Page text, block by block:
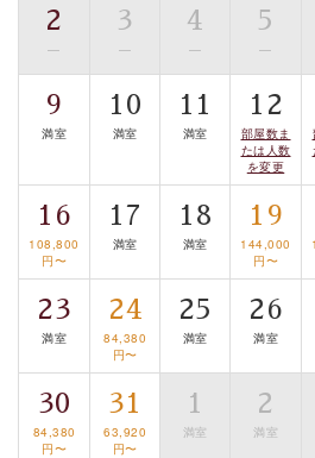
※交通規制などにより運行でき
以上がプラン内容です。
上諏訪温泉“しんゆ”なら諏訪大社
清らかな源泉、諏訪湖に包まれ
のときを安心してお過ごしくだ
2
—
3
—
4
—
5
—
9
満室
10
満室
11
満室
12
部屋数ま
たは人数
を変更
16
108,800
円〜
17
満室
18
満室
19
144,000
円〜
23
満室
24
84,380
円〜
25
満室
26
満室
30
84,380
円〜
31
63,920
円〜
1
満室
2
満室